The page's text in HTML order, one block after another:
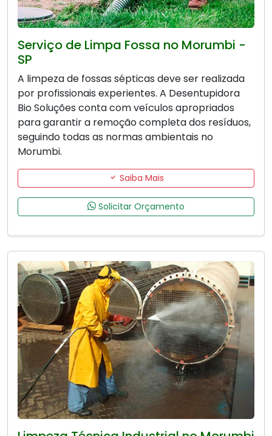
Serviço de Limpa Fossa no Morumbi -
SP
A limpeza de fossas sépticas deve ser realizada
por profissionais experientes. A Desentupidora
Bio Soluções conta com veículos apropriados
para garantir a remoção completa dos resíduos,
seguindo todas as normas ambientais no
Morumbi.
Saiba Mais
Solicitar Orçamento